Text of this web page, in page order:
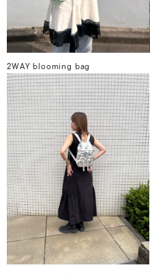
2WAY blooming bag